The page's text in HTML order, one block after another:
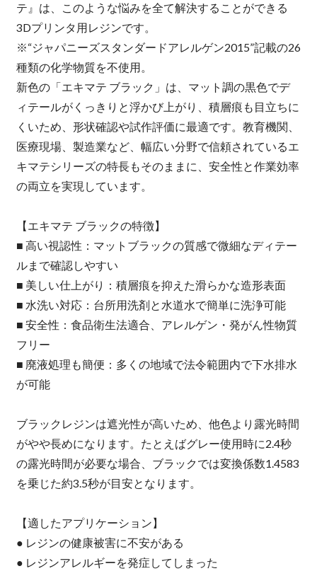
テ』は、このような悩みを全て解決することができる
3Dプリンタ用レジンです。
※“ジャパニーズスタンダードアレルゲン2015”記載の26
種類の化学物質を不使用。
新色の「エキマテ ブラック」は、マット調の黒色でデ
ィテールがくっきりと浮かび上がり、積層痕も目立ちに
くいため、形状確認や試作評価に最適です。教育機関、
医療現場、製造業など、幅広い分野で信頼されているエ
キマテシリーズの特長もそのままに、安全性と作業効率
の両立を実現しています。
【エキマテ ブラックの特徴】
■ 高い視認性：マットブラックの質感で微細なディテー
ルまで確認しやすい
■ 美しい仕上がり：積層痕を抑えた滑らかな造形表面
■ 水洗い対応：台所用洗剤と水道水で簡単に洗浄可能
■ 安全性：食品衛生法適合、アレルゲン・発がん性物質
フリー
■ 廃液処理も簡便：多くの地域で法令範囲内で下水排水
が可能
ブラックレジンは遮光性が高いため、他色より露光時間
がやや長めになります。たとえばグレー使用時に2.4秒
の露光時間が必要な場合、ブラックでは変換係数1.4583
を乗じた約3.5秒が目安となります。
【適したアプリケーション】
● レジンの健康被害に不安がある
● レジンアレルギーを発症してしまった